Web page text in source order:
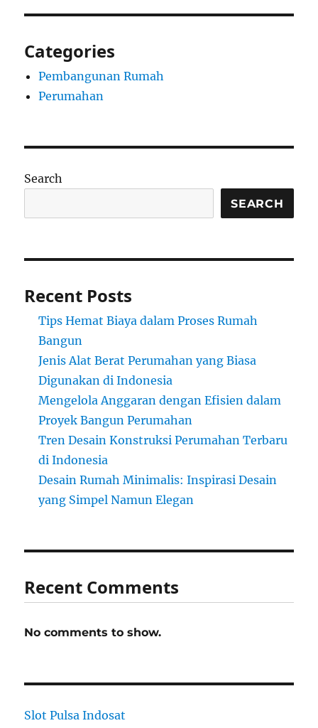
Categories
Pembangunan Rumah
Perumahan
Search
SEARCH
Recent Posts
Tips Hemat Biaya dalam Proses Rumah
Bangun
Jenis Alat Berat Perumahan yang Biasa
Digunakan di Indonesia
Mengelola Anggaran dengan Efisien dalam
Proyek Bangun Perumahan
Tren Desain Konstruksi Perumahan Terbaru
di Indonesia
Desain Rumah Minimalis: Inspirasi Desain
yang Simpel Namun Elegan
Recent Comments
No comments to show.
Slot Pulsa Indosat